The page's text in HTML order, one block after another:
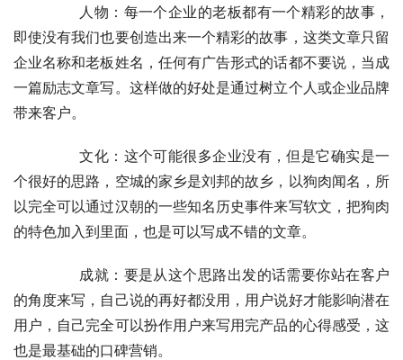
即使没有我们也要创造出来一个精彩的故事，这类文章只留
企业名称和老板姓名，任何有广告形式的话都不要说，当成
一篇励志文章写。这样做的好处是通过树立个人或企业品牌
带来客户。
个很好的思路，空城的家乡是刘邦的故乡，以狗肉闻名，所
以完全可以通过汉朝的一些知名历史事件来写软文，把狗肉
的特色加入到里面，也是可以写成不错的文章。
的角度来写，自己说的再好都没用，用户说好才能影响潜在
用户，自己完全可以扮作用户来写用完产品的心得感受，这
也是最基础的口碑营销。